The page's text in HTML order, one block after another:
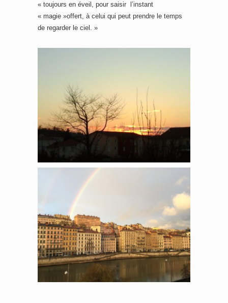
« toujours en éveil, pour saisir l’instant
« magie »offert, à celui qui peut prendre le temps
de regarder le ciel. »